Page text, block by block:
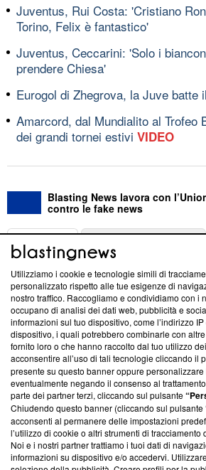
Juventus, Rui Costa: 'Cristiano
Torino, Felix è fantastico'
Juventus, Ceccarini: 'Solo i
prendere Chiesa'
Eurogol di Zhegrova, la Juve batte
Amarcord, dal Mundialito al Trofeo
dei grandi tornei estivi VIDEO
Blasting News lavora con
contro le fake news
ABOUT
Questa sezione offre informazioni
News, sui nostri processi editoriali e su
creare news di qualità. Inoltre, afferma la
‘Trust Project - News with Integrity’
ancora membro del programma, ma ha
parte; Trust Project non ha ancora
conformità agli standard.
Su di noi
Team editoriale
Corporate
Utilizziamo i cookie e tecnologie simili di
personalizzato rispetto alle tue esigenze di
nostro traffico. Raccogliamo e condividiamo con i
occupano di analisi dei dati web, pubblicità e
informazioni sul tuo dispositivo, come l’indirizzo
dispositivo, i quali potrebbero combinarle con
fornito loro o che hanno raccolto dal tuo utilizzo
acconsentire all’uso di tali tecnologie cliccando il
presente su questo banner oppure
eventualmente negando il consenso al
parte dei partner terzi, cliccando sul pulsante
Chiudendo questo banner (cliccando sul pulsante
acconsenti al permanere delle impostazioni
l’utilizzo di cookie o altri strumenti di tracciamento
Noi e i nostri partner trattiamo i tuoi dati di
informazioni su dispositivo e/o accedervi.